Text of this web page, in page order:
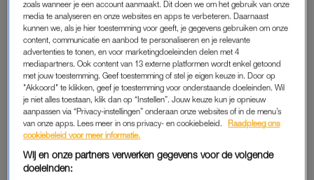
blijkt uitrecent onderzoek vanEenVandaagdat 1 op de 5
mensen die deze zomer een kleurtje wil geen zonnebrand
gebruikt. Een gedeelte van de respondenten gaf zelfs aan
expres te verbranden zodat dit later bruin zou worden.
En dat zijn zorgelijke cijfers, want de grootste risicofactor voor
huidkanker is overmatige blootstelling aan zonlicht (UV-straling)
en/of kunstmatig licht van de zonnebank. Het risico op
huidkanker is een optelsom van zowel het aantal
zonverbrandingen in je leven als de totale hoeveelheid zonlicht
die je huid heeft opgevangen.
zoals wanneer je een account aanmaakt. Dit doen we om het gebruik van onze
media te analyseren en onze websites en apps te verbeteren. Daarnaast
kunnen we, als je hier toestemming voor geeft, je gegevens gebruiken om onze
content, communicatie en aanbod te personaliseren en je relevante
advertenties te tonen, en voor marketingdoeleinden delen met 4
mediapartners. Ook content van 13 externe platformen wordt enkel getoond
met jouw toestemming. Geef toestemming of stel je eigen keuze in. Door op
"Akkoord" te klikken, geef je toestemming voor onderstaande doeleinden. Wil
je niet alles toestaan, klik dan op “Instellen”. Jouw keuze kun je opnieuw
aanpassen via “Privacy-instellingen” onderaan onze websites of in de menu’s
van onze apps. Lees meer in ons privacy- en cookiebeleid.
Raadpleeg ons
cookiebeleid voor meer informatie.
Wij en onze partners verwerken gegevens voor de volgende
doeleinden: